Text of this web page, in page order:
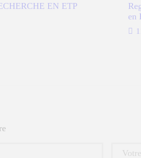
EN ETP
en